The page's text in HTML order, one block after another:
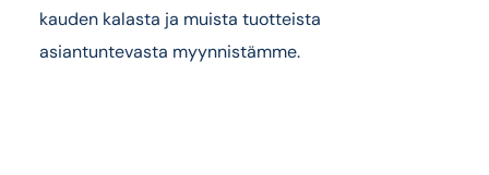
kauden kalasta ja muista tuotteista
asiantuntevasta myynnistämme.